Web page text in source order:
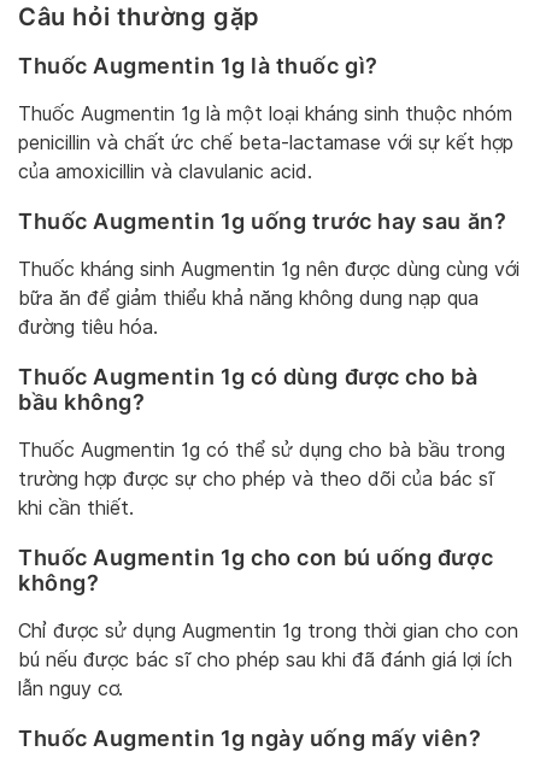
Câu hỏi thường gặp
Thuốc Augmentin 1g là thuốc gì?
Thuốc Augmentin 1g là một loại kháng sinh thuộc nhóm
penicillin và chất ức chế beta-lactamase với sự kết hợp
của amoxicillin và clavulanic acid.
Thuốc Augmentin 1g uống trước hay sau ăn?
Thuốc kháng sinh Augmentin 1g nên được dùng cùng với
bữa ăn để giảm thiểu khả năng không dung nạp qua
đường tiêu hóa.
Thuốc Augmentin 1g có dùng được cho bà
bầu không?
Thuốc Augmentin 1g có thể sử dụng cho bà bầu trong
trường hợp được sự cho phép và theo dõi của bác sĩ
khi cần thiết.
Thuốc Augmentin 1g cho con bú uống được
không?
Chỉ được sử dụng Augmentin 1g trong thời gian cho con
bú nếu được bác sĩ cho phép sau khi đã đánh giá lợi ích
lẫn nguy cơ.
Thuốc Augmentin 1g ngày uống mấy viên?